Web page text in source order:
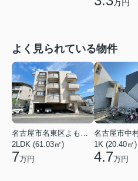
万円
よく見られている物件
2LDK (61.03㎡)
7万円
1K (20.40㎡)
4.7万円